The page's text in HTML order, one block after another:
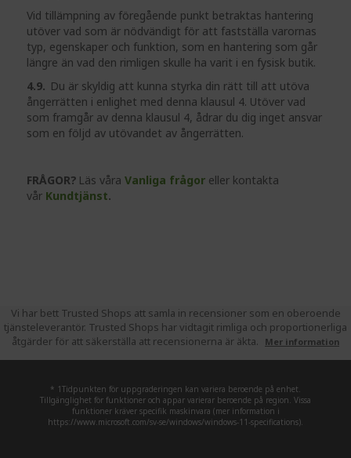
Vid tillämpning av föregående punkt betraktas hantering
utöver vad som är nödvändigt för att fastställa varornas
typ, egenskaper och funktion, som en hantering som går
längre än vad den rimligen skulle ha varit i en fysisk butik.
4.9. Du är skyldig att kunna styrka din rätt till att utöva
ångerrätten i enlighet med denna klausul 4. Utöver vad
som framgår av denna klausul 4, ådrar du dig inget ansvar
som en följd av utövandet av ångerrätten.
FRÅGOR? Läs våra Vanliga frågor eller kontakta
vår Kundtjänst.
Vi har bett Trusted Shops att samla in recensioner som en oberoende
tjänsteleverantör. Trusted Shops har vidtagit rimliga och proportionerliga
åtgärder för att säkerställa att recensionerna är äkta.
Mer information
* 1Tidpunkten för uppgraderingen kan variera beroende på enhet.
Tillgänglighet för funktioner och appar varierar beroende på region. Vissa
funktioner kräver specifik maskinvara (mer information i
https://www.microsoft.com/sv-se/windows/windows-11-specifications).